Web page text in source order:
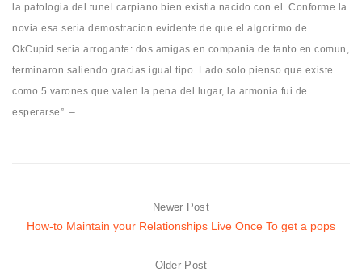
la patologi­a del tunel carpiano bien existia nacido con el. Conforme la
novia esa seri­a demostracion evidente de que el algoritmo de
OkCupid seri­a arrogante: dos amigas en compania de tanto en comun,
terminaron saliendo gracias igual tipo. Lado solo pienso que existe
como 5 varones que valen la pena del lugar, la armonia fui de
esperarse”. –
Newer Post
How-to Maintain your Relationships Live Once To get a pops
Older Post